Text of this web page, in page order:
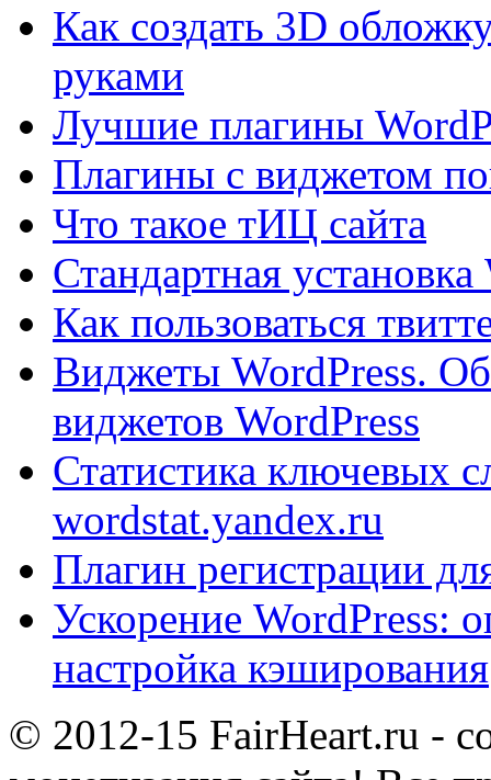
Как создать 3D
руками
Лучшие плагины
Плагины с виджетом
Что такое тИЦ сайта
Стандартная установка
Как пользоваться
Виджеты WordPress.
виджетов WordPress
Статистика ключевых
wordstat.yandex.ru
Плагин регистрации
Ускорение WordPress:
настройка кэширования
© 2012-15 FairHeart.ru -